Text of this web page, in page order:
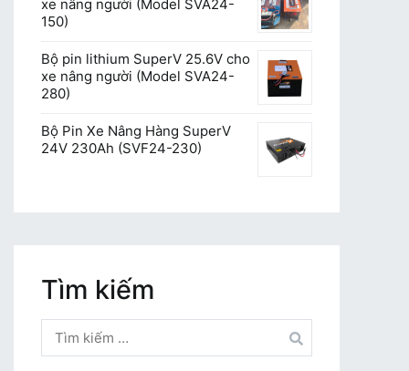
xe nâng người (Model SVA24-
150)
Bộ pin lithium SuperV 25.6V cho
xe nâng người (Model SVA24-
280)
Bộ Pin Xe Nâng Hàng SuperV
24V 230Ah (SVF24-230)
Tìm kiếm
kiếm
cho: